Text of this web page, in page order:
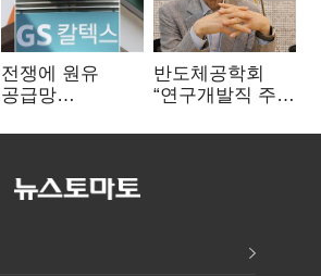
전쟁에 원유
공급망
정유, 에너지안보
반도체공학회
“연구개발직 주
개선해야”